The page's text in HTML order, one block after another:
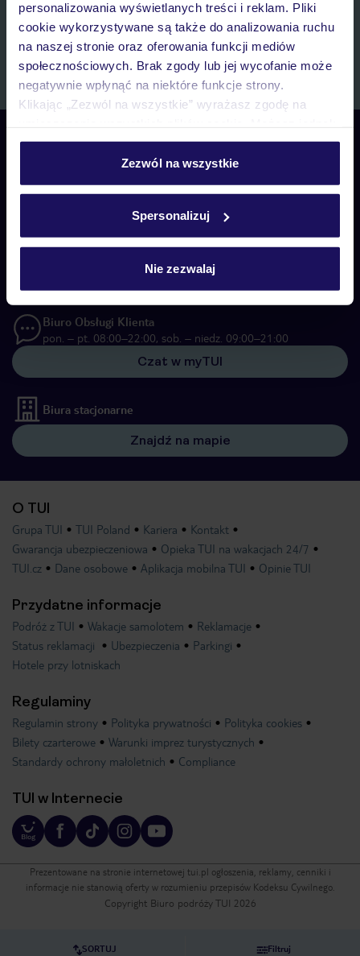
personalizowania wyświetlanych treści i reklam. Pliki
cookie wykorzystywane są także do analizowania ruchu
na naszej stronie oraz oferowania funkcji mediów
społecznościowych. Brak zgody lub jej wycofanie może
negatywnie wpłynąć na niektóre funkcje strony.
Klikając „Zezwól na wszystkie” wyrażasz zgodę na
personalizować swój wybór wchodząc w zakładkę
Szczegółowe informacje o plikach cookie znajdziesz
Zezwól na wszystkie
Spersonalizuj
Nie zezwalaj
SORTUJ Filtruj
przetwarzaniu danych osobowych”, poprzez elektroniczną formę
komunikacji (e-mail), także z użyciem tzw. automatycznych
systemów wywołujących.
Zapisz się
Skontaktuj się z nami
Telefoniczne Centrum Rezerwacji
Biuro Obsługi Klienta
22 255 04 02
Biuro Obsługi Klienta
pon. – pt. 08:00–22:00, sob. – niedz. 09:00–21:00
Czat w myTUI
Biura stacjonarne
Znajdź na mapie
O TUI
Grupa TUI TUI Poland Kariera
Kontakt
Gwarancja ubezpieczeniowa
Opieka TUI na wakacjach 24/7
TUI.cz
Dane osobowe Aplikacja mobilna TUI Opinie TUI
Przydatne informacje
Podróż z TUI Wakacje samolotem
Reklamacje
Status reklamacji
Ubezpieczenia
Parkingi
Hotele przy lotniskach
Regulaminy
Regulamin strony Polityka prywatności
Polityka cookies
Bilety czarterowe
Warunki imprez turystycznych
Standardy ochrony małoletnich
Compliance
TUI w Internecie
Prezentowane na stronie internetowej tui.pl ogłoszenia, reklamy, cenniki i
informacje nie stanowią oferty w rozumieniu przepisów Kodeksu Cywilnego.
Copyright Biuro podróży TUI 2026